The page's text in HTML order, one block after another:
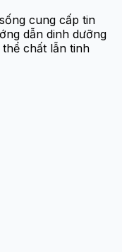
cung cấp tin
dẫn dinh dưỡng
chất lẫn tinh